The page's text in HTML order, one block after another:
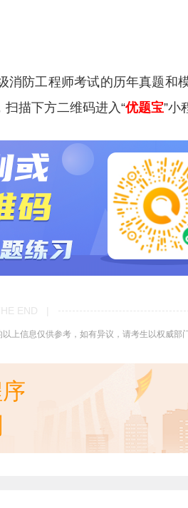
防工程师考试的历年真题和
描下方二维码进入“优题宝”小
END |
上信息仅供参考，如有异议，请考生以权威部